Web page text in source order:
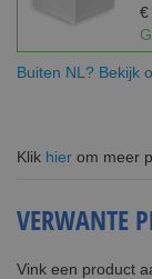
€
Buiten NL? Bekijk
Klik hier om meer
VERWANTE
Vink een product